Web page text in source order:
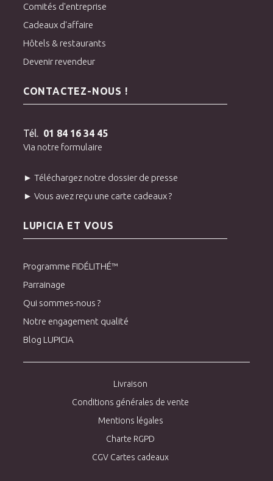
Comités d'entreprise
Cadeaux d'affaire
Hôtels & restaurants
Devenir revendeur
CONTACTEZ-NOUS !
Tél. 01 84 16 34 45
Via notre formulaire
► Téléchargez notre dossier de presse
► Vous avez reçu une carte cadeaux ?
LUPICIA ET VOUS
Programme FIDÉLITHÉ™
Parrainage
Qui sommes-nous ?
Notre engagement qualité
Blog LUPICIA
Livraison
Conditions générales de vente
Mentions légales
Charte RGPD
CGV Cartes cadeaux